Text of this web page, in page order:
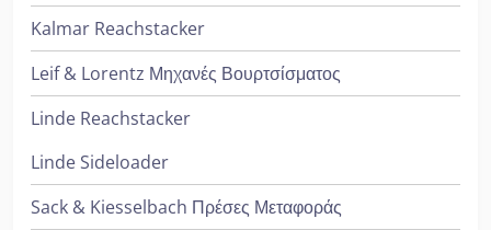
Kalmar Reachstacker
Leif & Lorentz Μηχανές Βουρτσίσματος
Linde Reachstacker
Linde Sideloader
Sack & Kiesselbach Πρέσες Μεταφοράς